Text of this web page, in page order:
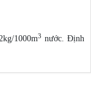
1000m3 nước. Định